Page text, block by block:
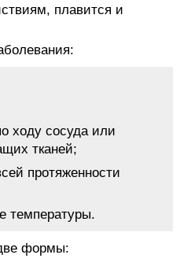
плавится и
ходу сосуда или
тканей;
протяженности
температуры.
формы: